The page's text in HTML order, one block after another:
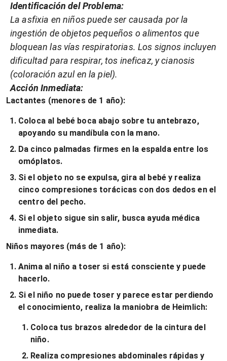
Identificación del Problema:
La asfixia en niños puede ser causada por la
ingestión de objetos pequeños o alimentos que
bloquean las vías respiratorias. Los signos incluyen
dificultad para respirar, tos ineficaz, y cianosis
(coloración azul en la piel).
Acción Inmediata:
Lactantes (menores de 1 año):
Coloca al bebé boca abajo sobre tu antebrazo,
apoyando su mandíbula con la mano.
Da cinco palmadas firmes en la espalda entre los
omóplatos.
Si el objeto no se expulsa, gira al bebé y realiza
cinco compresiones torácicas con dos dedos en el
centro del pecho.
Si el objeto sigue sin salir, busca ayuda médica
inmediata.
Niños mayores (más de 1 año):
Anima al niño a toser si está consciente y puede
hacerlo.
Si el niño no puede toser y parece estar perdiendo
el conocimiento, realiza la maniobra de Heimlich:
Coloca tus brazos alrededor de la cintura del
niño.
Realiza compresiones abdominales rápidas y